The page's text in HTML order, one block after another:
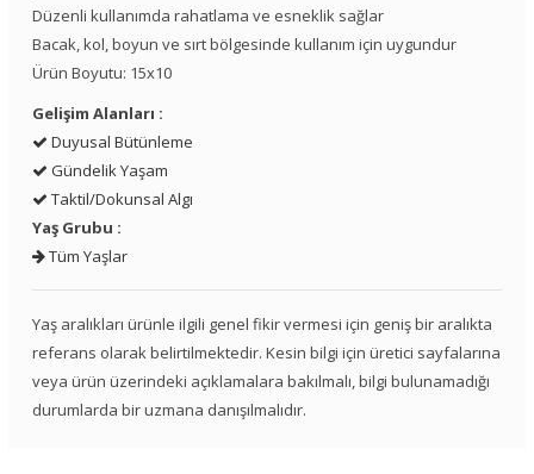
Düzenli kullanımda rahatlama ve esneklik sağlar
Bacak, kol, boyun ve sırt bölgesinde kullanım için uygundur
Ürün Boyutu: 15x10
Gelişim Alanları :
Duyusal Bütünleme
Gündelik Yaşam
Taktil/Dokunsal Algı
Yaş Grubu :
Tüm Yaşlar
Yaş aralıkları ürünle ilgili genel fikir vermesi için geniş bir aralıkta
referans olarak belirtilmektedir. Kesin bilgi için üretici sayfalarına
veya ürün üzerindeki açıklamalara bakılmalı, bilgi bulunamadığı
durumlarda bir uzmana danışılmalıdır.